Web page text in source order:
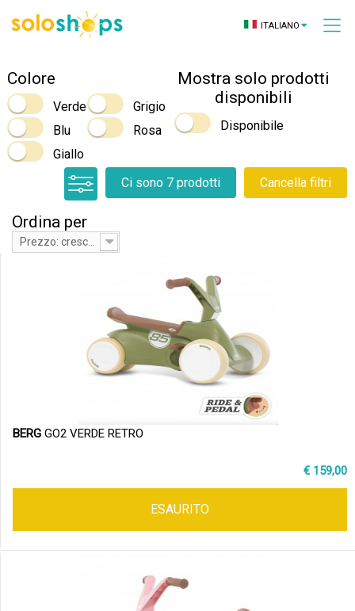
ITALIANO
Colore
Verde
Grigio
Blu
Rosa
Giallo
Mostra solo prodotti
disponibili
Disponibile
Cancella filtri
Ci sono 7 prodotti
Ordina per
BERG GO2 VERDE RETRO
€ 159,00
ESAURITO